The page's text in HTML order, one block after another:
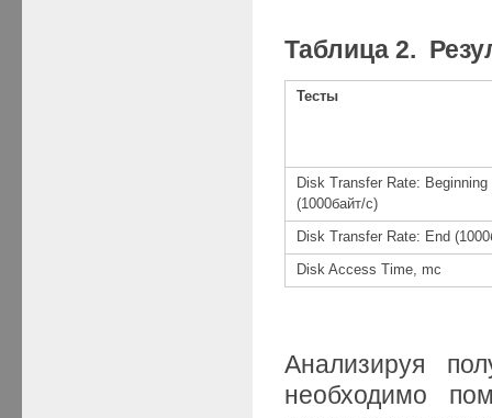
Таблица 2.
Тесты
Disk Transfer Rate: Beginning
(1000байт/с)
Disk Transfer Rate: End
Disk Access Time, mc
Анализируя
необходимо